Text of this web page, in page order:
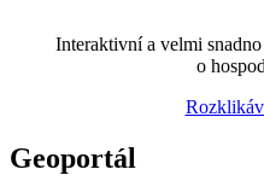
Interaktivní a velmi
o
Geoportál